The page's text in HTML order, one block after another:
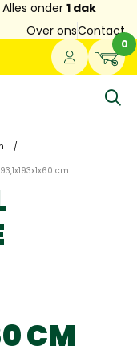
Alles onder 1 dak
Over onsContact
0
/
cm
CM